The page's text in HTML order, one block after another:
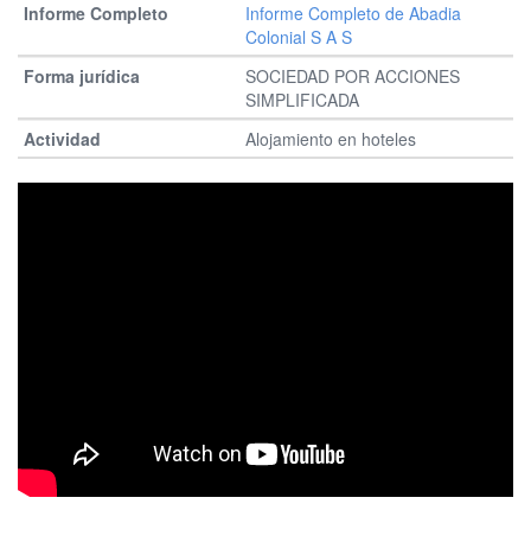
Informe Completo de Abadia
Colonial S A S
SOCIEDAD POR ACCIONES
SIMPLIFICADA
Alojamiento en hoteles